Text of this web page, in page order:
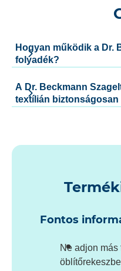
Hogyan működik a Dr.
folyadék?
A Dr. Beckmann
textílián biztonságosan
Fontos
Ne adjon más